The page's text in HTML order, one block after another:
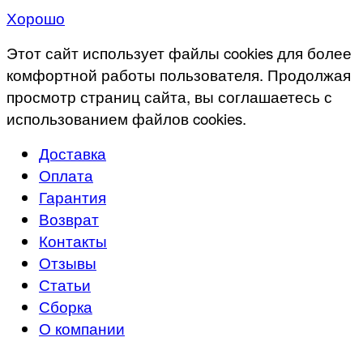
Хорошо
Этот сайт использует файлы cookies для более
комфортной работы пользователя. Продолжая
просмотр страниц сайта, вы соглашаетесь с
использованием файлов cookies.
Доставка
Оплата
Гарантия
Возврат
Контакты
Отзывы
Статьи
Сборка
О компании